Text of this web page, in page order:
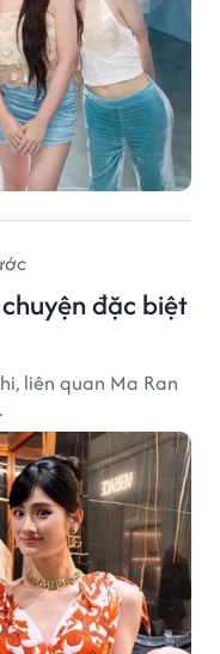
đặc biệt
liên quan Ma Ran